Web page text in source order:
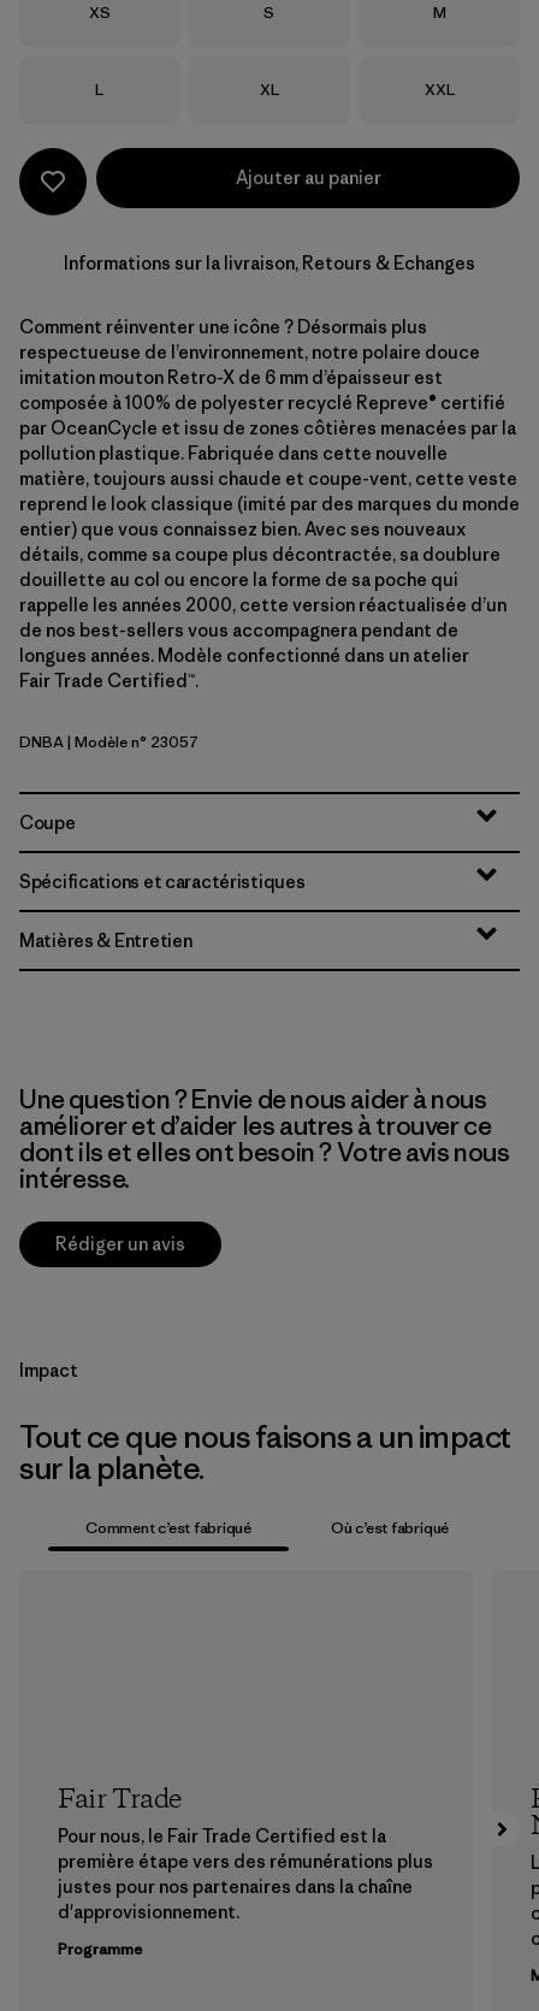
Taille
XS Taille
S Taille
M
Taille
L Taille
XL Taille
XXL
Ajouter au panier
Informations sur la livraison, Retours & Echanges
Comment réinventer une icône ? Désormais plus
respectueuse de l’environnement, notre polaire douce
imitation mouton Retro-X de 6 mm d’épaisseur est
composée à 100% de polyester recyclé Repreve® certifié
par OceanCycle et issu de zones côtières menacées par la
pollution plastique. Fabriquée dans cette nouvelle
matière, toujours aussi chaude et coupe-vent, cette veste
reprend le look classique (imité par des marques du monde
entier) que vous connaissez bien. Avec ses nouveaux
détails, comme sa coupe plus décontractée, sa doublure
douillette au col ou encore la forme de sa poche qui
rappelle les années 2000, cette version réactualisée d’un
de nos best-sellers vous accompagnera pendant de
longues années. Modèle confectionné dans un atelier
Fair Trade Certified™.
Dark Natural w/Basin Green
DNBA| Modèle n° 23057
Coupe
Spécifications et caractéristiques
Matières & Entretien
Une question ? Envie de nous aider à nous
améliorer et d’aider les autres à trouver ce
dont ils et elles ont besoin ? Votre avis nous
intéresse.
Rédiger un avis
Impact
Tout ce que nous faisons a un impact
sur la planète.
Comment c’est fabriqué Où c’est fabriqué
Fair Trade
Pour nous, le Fair Trade Certified est la
première étape vers des rémunérations plus
justes pour nos partenaires dans la chaîne
d'approvisionnement.
Programme